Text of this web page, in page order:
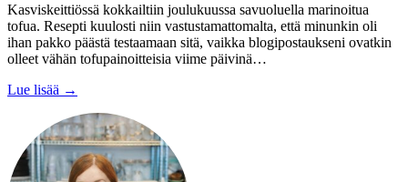
Kasviskeittiössä kokkailtiin joulukuussa savuoluella marinoitua
tofua. Resepti kuulosti niin vastustamattomalta, että minunkin oli
ihan pakko päästä testaamaan sitä, vaikka blogipostaukseni ovatkin
olleet vähän tofupainoitteisia viime päivinä…
Lue lisää →